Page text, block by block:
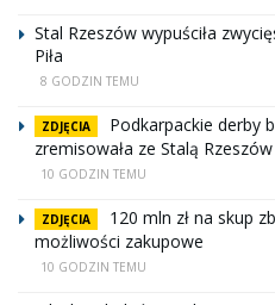
Stal Rzeszów wypuściła
Piła
8 GODZIN TEMU
ZDJĘCIA
Podkarpackie derby
zremisowała ze Stalą Rzeszów
10 GODZIN TEMU
ZDJĘCIA
120 mln zł na skup
możliwości zakupowe
10 GODZIN TEMU